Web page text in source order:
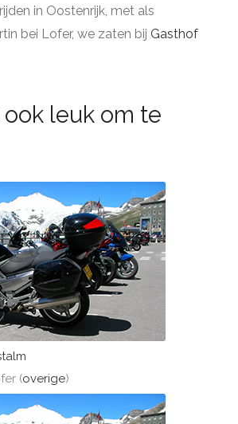
in Oostenrijk, met als
bei Lofer, we zaten bij Gasthof
leuk om te
(overige)